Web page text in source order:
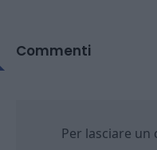
Commenti